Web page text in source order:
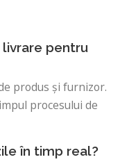
pentru
produs și furnizor.
procesului de
în timp real?